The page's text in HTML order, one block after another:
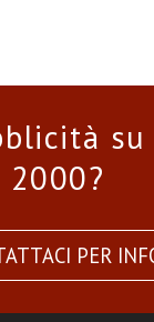
su
2000?
PER